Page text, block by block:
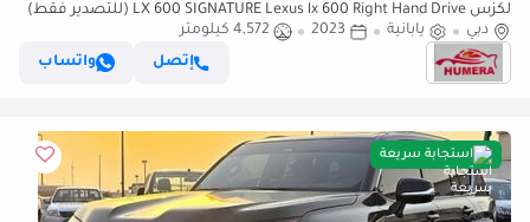
لكزس LX 600 SIGNATURE Lexus lx 600 Right Hand Drive (للتصدير فقط)
دبي
يابانية 2023
4,572 كيلومتر
إتصل
واتساب
استجابة سريعة